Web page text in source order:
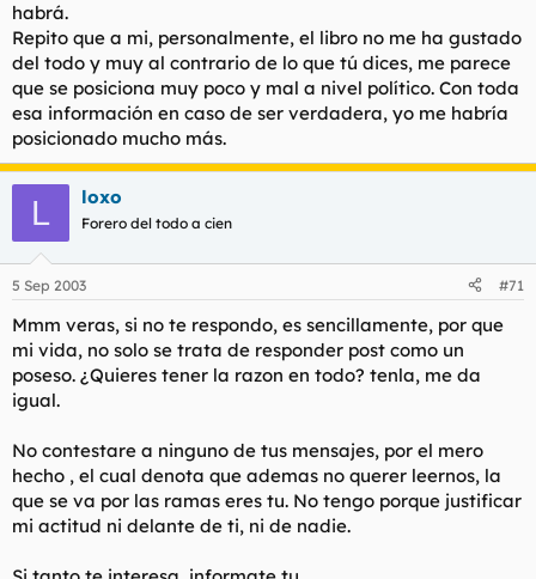
habrá.
Repito que a mi, personalmente, el libro no me ha gustado
del todo y muy al contrario de lo que tú dices, me parece
que se posiciona muy poco y mal a nivel político. Con toda
esa información en caso de ser verdadera, yo me habría
posicionado mucho más.
L loxo
Forero del todo a cien
5 Sep 2003 #71
Mmm veras, si no te respondo, es sencillamente, por que
mi vida, no solo se trata de responder post como un
poseso. ¿Quieres tener la razon en todo? tenla, me da
igual.
No contestare a ninguno de tus mensajes, por el mero
hecho , el cual denota que ademas no querer leernos, la
que se va por las ramas eres tu. No tengo porque justificar
mi actitud ni delante de ti, ni de nadie.